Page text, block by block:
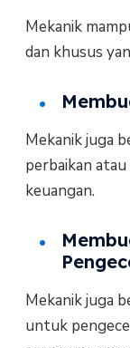
Mekanik
dan khusus
Mekanik juga
perbaikan
keuangan.
Mekanik juga
untuk